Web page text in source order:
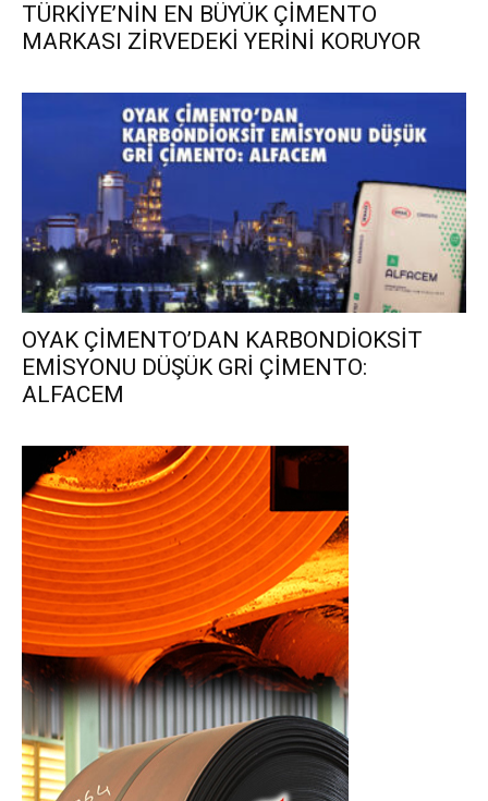
TÜRKİYE’NİN EN BÜYÜK ÇİMENTO
MARKASI ZİRVEDEKİ YERİNİ KORUYOR
OYAK ÇİMENTO’DAN KARBONDİOKSİT
EMİSYONU DÜŞÜK GRİ ÇİMENTO:
ALFACEM